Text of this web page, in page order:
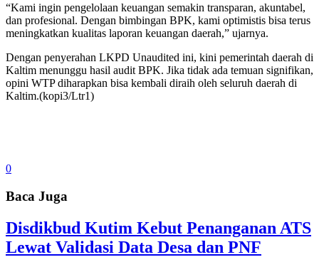
“Kami ingin pengelolaan keuangan semakin transparan, akuntabel,
dan profesional. Dengan bimbingan BPK, kami optimistis bisa terus
meningkatkan kualitas laporan keuangan daerah,” ujarnya.
Dengan penyerahan LKPD Unaudited ini, kini pemerintah daerah di
Kaltim menunggu hasil audit BPK. Jika tidak ada temuan signifikan,
opini WTP diharapkan bisa kembali diraih oleh seluruh daerah di
Kaltim.(kopi3/Ltr1)
0
Baca Juga
Disdikbud Kutim Kebut Penanganan ATS
Lewat Validasi Data Desa dan PNF